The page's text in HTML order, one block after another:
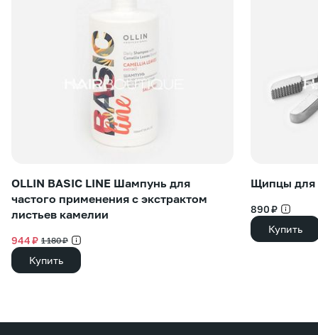
OLLIN BASIC LINE Шампунь для
частого применения с экстрактом
листьев камелии
944 ₽ 1 180 ₽
Купить
Щипцы для
890 ₽
Купить